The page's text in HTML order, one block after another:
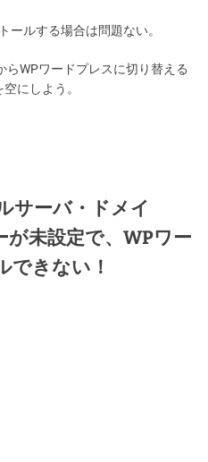
ールする場合は問題ない。
WPワードプレスに切り替える
にしよう。
サーバ・ドメイ
が未設定で、WPワー
できない！